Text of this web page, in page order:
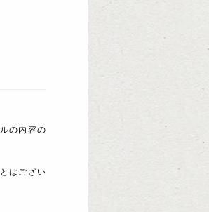
の内容の
はござい